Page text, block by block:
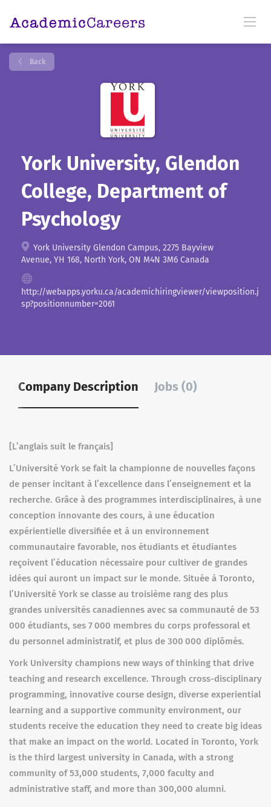
Back
York University, Glendon
College, Department of
Psychology
York University Glendon Campus, 2275 Bayview
Avenue, YH 168, North York, ON M4N 3M6 Canada
http://webapps.yorku.ca/academichiringviewer/viewposition.j
sp?positionnumber=2061
Company Description Jobs (0)
[L’anglais suit le français]
L’Université York se fait la championne de nouvelles façons
de penser incitant à l’excellence dans l’enseignement et la
recherche. Grâce à des programmes interdisciplinaires, à une
conception innovante des cours, à une éducation
expérientielle diversifiée et à un environnement
communautaire favorable, nos étudiants et étudiantes
reçoivent l’éducation nécessaire pour cultiver de grandes
idées qui auront un impact sur le monde. Située à Toronto,
l’Université York se classe au troisième rang des plus
grandes universités canadiennes avec sa communauté de 53
000 étudiants, ses 7 000 membres du corps professoral et
du personnel administratif, et plus de 300 000 diplômés.
York University champions new ways of thinking that drive
teaching and research excellence. Through cross-disciplinary
programming, innovative course design, diverse experiential
learning and a supportive community environment, our
students receive the education they need to create big ideas
that make an impact on the world. Located in Toronto, York
is the third largest university in Canada, with a strong
community of 53,000 students, 7,000 faculty and
administrative staff, and more than 300,000 alumni.